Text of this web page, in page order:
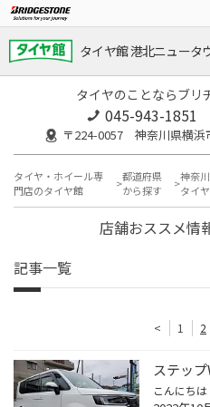
タイヤ館 港北ニュータ
タイヤのことならブリ
045-943-1851
〒224-0057 神奈川県横浜
タイヤ・ホイール専
門店のタイヤ館
都道府県
から探す
神奈
タイ
店舗おススメ情
記事一覧
< 1 2
ステッ